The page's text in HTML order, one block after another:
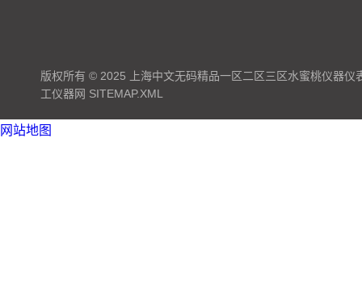
版权所有 © 2025 上海中文无码精品一区二区三区水蜜桃仪器
工仪器网 SITEMAP.XML
网站地图